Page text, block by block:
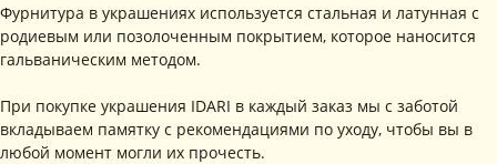
Фурнитура в украшениях используется стальная и латунная с
родиевым или позолоченным покрытием, которое наносится
гальваническим методом.
При покупке украшения IDARI в каждый заказ мы с заботой
вкладываем памятку с рекомендациями по уходу, чтобы вы в
любой момент могли их прочесть.
• Рекомендации
• Упаковка
Рассказываем о новых
коллекциях, акциях и трендах